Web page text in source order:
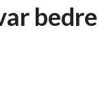
bedre